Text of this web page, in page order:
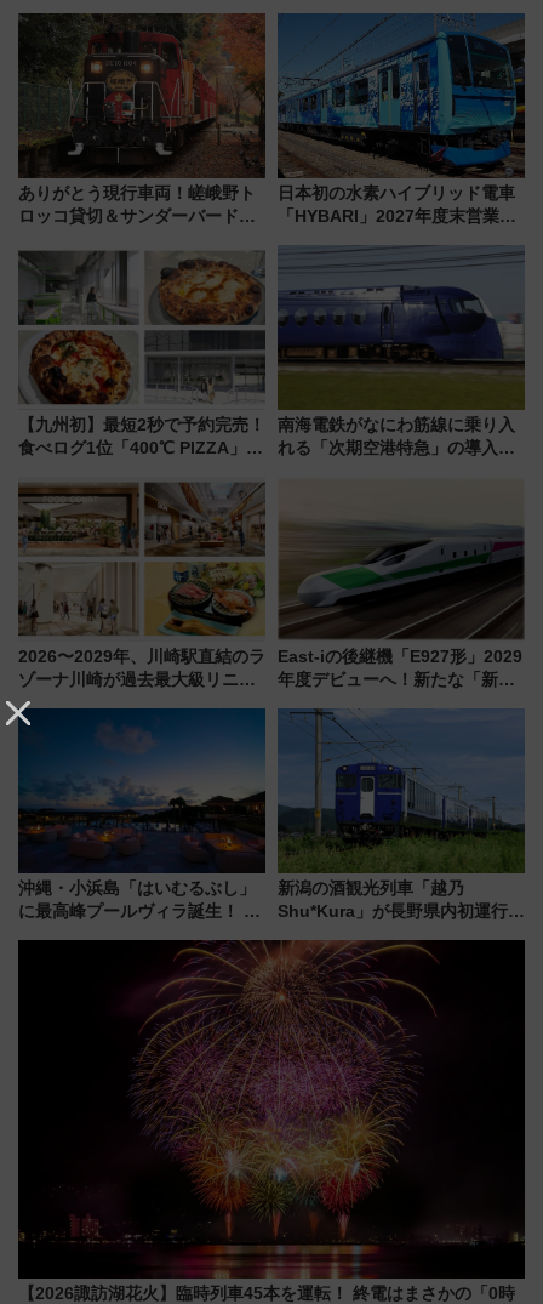
ありがとう現行車両！嵯峨野ト
ロッコ貸切＆サンダーバードレ
斉藤雪乃＆福原トシヒロと行
く！9月13日「京都の鉄道満喫
ツアー」開催
日本初の水素ハイブリッド電車
「HYBARI」2027年度末営業運
で水素利活用が加速
【九州初】最短2秒で予約完売！
食べログ1位「400℃ PIZZA」が
プン。もつ鍋風など限定メニュ
ーも
南海電鉄がなにわ筋線に乗り入
れる「次期空港特急」の導入を
2026〜2029年、川崎駅直結のラ
ゾーナ川崎が過去最大級リニュ
ーアル！ フードコート拡大など
「いつから何が変わるか」徹底
East-iの後継機「E927形」2029
年度デビューへ！新たな「新幹
説【JR東日本】
沖縄・小浜島「はいむるぶし」
に最高峰プールヴィラ誕生！ 石
美旅「何もしない贅沢」を体験
新潟の酒観光列車「越乃
Shu*Kura」が長野県内初運行！
別企画
【2026諏訪湖花火】臨時列車45本を運転！ 終電はまさかの「0時